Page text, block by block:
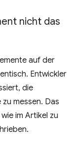
nicht das
auf der
Entwickler
die
messen. Das
im Artikel zu